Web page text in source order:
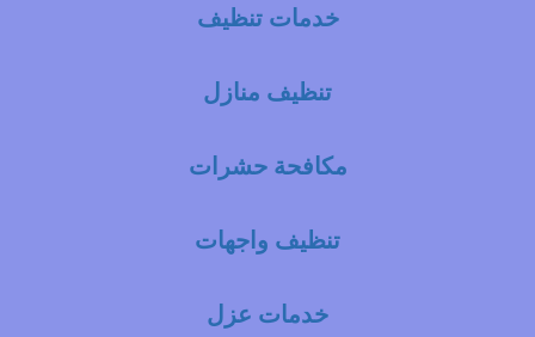
خدمات تنظيف
تنظيف منازل
مكافحة حشرات
تنظيف واجهات
خدمات عزل